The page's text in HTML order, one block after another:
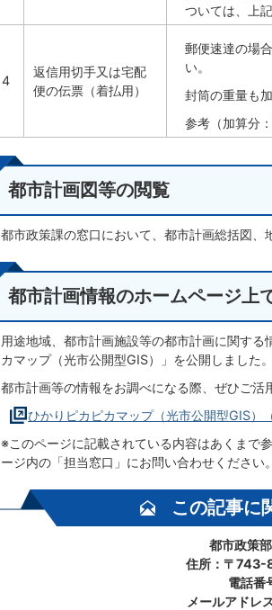
ついては、上
4
返信用切手又は宅配
便の伝票（着払用）
郵便速達の場
い。
封筒の重量も
参考（加算分
都市計画図等の閲覧
都市政策課の窓口において、都市計画総括図、
都市計画情報のホームページ上
用途地域、都市計画施設等の都市計画に関す
カマップ（光市公開型GIS）」を公開しました。
都市計画等の情報をお調べになる際、ぜひご活
ひかりピカピカマップ（光市公開型GIS）
※このページに記載されている内容はあくまで
ージ内の「担当窓口」にお問い合わせください。
この記事に
都市政策
住所：〒743-
電話
メールアドレ